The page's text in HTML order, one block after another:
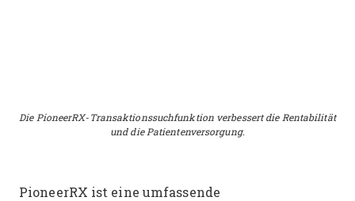
Die PioneerRX-Transaktionssuchfunktion verbessert die Rentabilität
und die Patientenversorgung.
PioneerRX ist eine umfassende